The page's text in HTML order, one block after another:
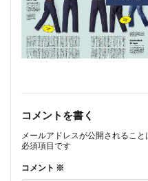
コメントを書く
メールアドレスが公開されること
必須項目です
コメント ※